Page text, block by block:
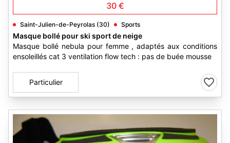
30 €
Saint-Julien-de-Peyrolas (30) Sports
Masque bollé pour ski sport de neige
Masque bollé nebula pour femme , adaptés aux conditions
ensoleillés cat 3 ventilation flow tech : pas de buée mousse
Particulier